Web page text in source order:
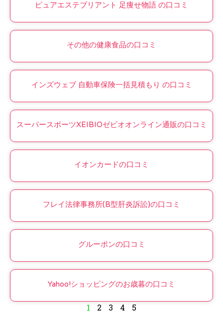
ピュアエステブリアント 足痩せ物語 の口コミ
その他の健康食品の口コミ
インズウェブ 自動車保険一括見積もり の口コミ
スーパースポーツXEIBIOゼビオオンライン通販の口コミ
イオンカードの口コミ
フレイ法律事務所(B型肝炎訴訟)の口コミ
グルーポンの口コミ
Yahoo!ショッピングのお歳暮の口コミ
1 2 3 4 5